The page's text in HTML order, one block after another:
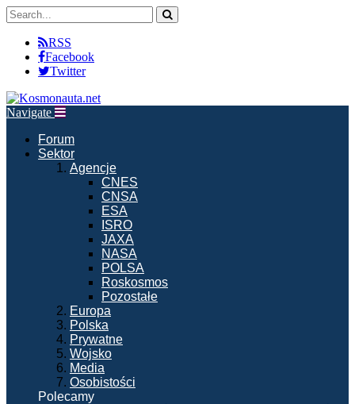
RSS
Facebook
Twitter
Navigate
Forum
Sektor
Agencje
CNES
CNSA
ESA
ISRO
JAXA
NASA
POLSA
Roskosmos
Pozostałe
Europa
Polska
Prywatne
Wojsko
Media
Osobistości
Polecamy